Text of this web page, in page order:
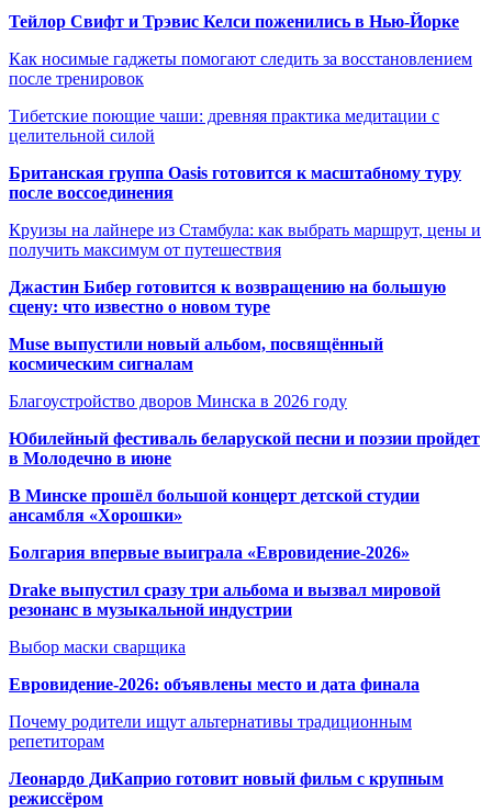
Тейлор Свифт и Трэвис Келси поженились в Нью-Йорке
Как носимые гаджеты помогают следить за восстановлением
после тренировок
Тибетские поющие чаши: древняя практика медитации с
целительной силой
Британская группа Oasis готовится к масштабному туру
после воссоединения
Круизы на лайнере из Стамбула: как выбрать маршрут, цены и
получить максимум от путешествия
Джастин Бибер готовится к возвращению на большую
сцену: что известно о новом туре
Muse выпустили новый альбом, посвящённый
космическим сигналам
Благоустройство дворов Минска в 2026 году
Юбилейный фестиваль беларуской песни и поэзии пройдет
в Молодечно в июне
В Минске прошёл большой концерт детской студии
ансамбля «Хорошки»
Болгария впервые выиграла «Евровидение-2026»
Drake выпустил сразу три альбома и вызвал мировой
резонанс в музыкальной индустрии
Выбор маски сварщика
Евровидение-2026: объявлены место и дата финала
Почему родители ищут альтернативы традиционным
репетиторам
Леонардо ДиКаприо готовит новый фильм с крупным
режиссёром